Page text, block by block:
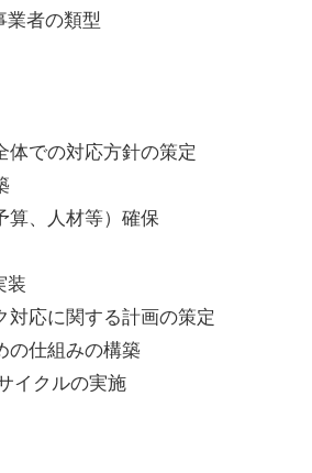
者の類型
での対応方針の策定
算、人材等）確保
装
応に関する計画の策定
の仕組みの構築
イクルの実施